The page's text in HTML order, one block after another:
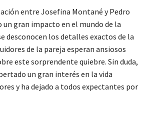
entre Josefina Montané y Pedro
un gran impacto en el mundo de la
desconocen los detalles exactos de la
de la pareja esperan ansiosos
este sorprendente quiebre. Sin duda,
un gran interés en la vida
y ha dejado a todos expectantes por